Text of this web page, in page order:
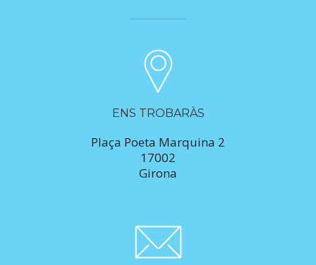
ENS TROBARÀS
Plaça Poeta Marquina 2
17002
Girona